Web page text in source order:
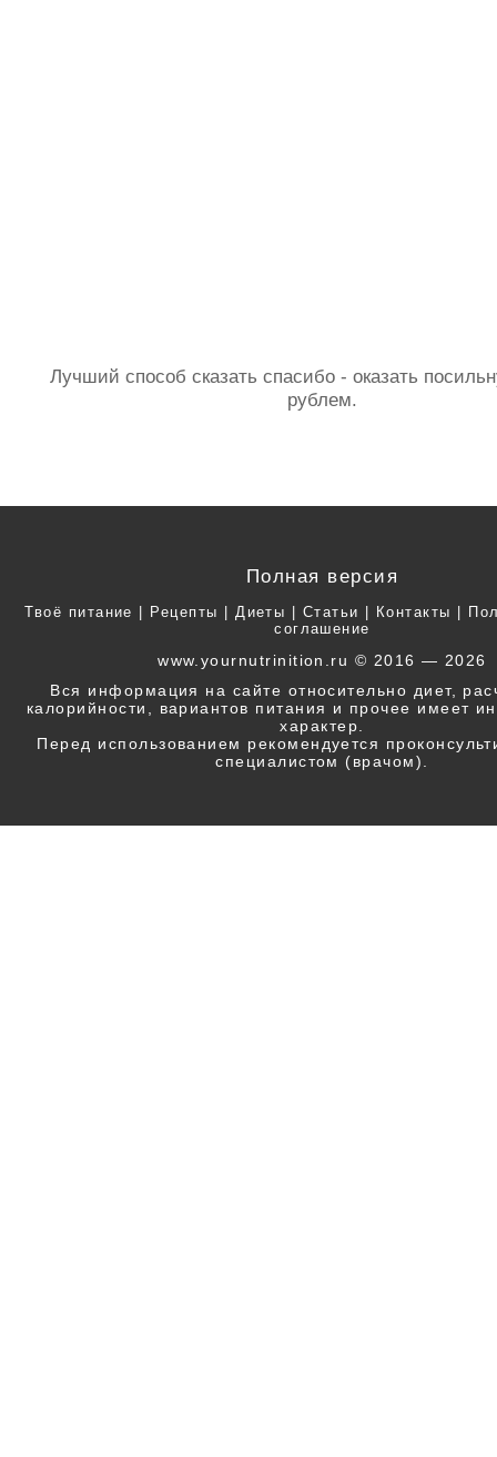
Лучший способ сказать спасибо - оказать
рублем.
Полная версия
Твоё питание | Рецепты | Диеты | Статьи | Контакты |
соглашение
www.yournutrinition.ru © 2016 — 2026
Вся информация на сайте относительно диет,
калорийности, вариантов питания и прочее имеет
характер.
Перед использованием рекомендуется
специалистом (врачом).